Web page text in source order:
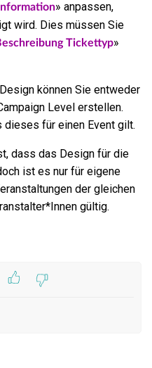
» anpassen,
wird. Dies müssen Sie
Tickettyp»
können Sie entweder
Level erstellen.
für einen Event gilt.
dass das Design für die
ist es nur für eigene
der gleichen
gültig.